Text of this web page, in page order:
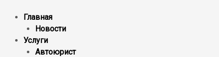
Главная
Новости
Услуги
Автоюрист